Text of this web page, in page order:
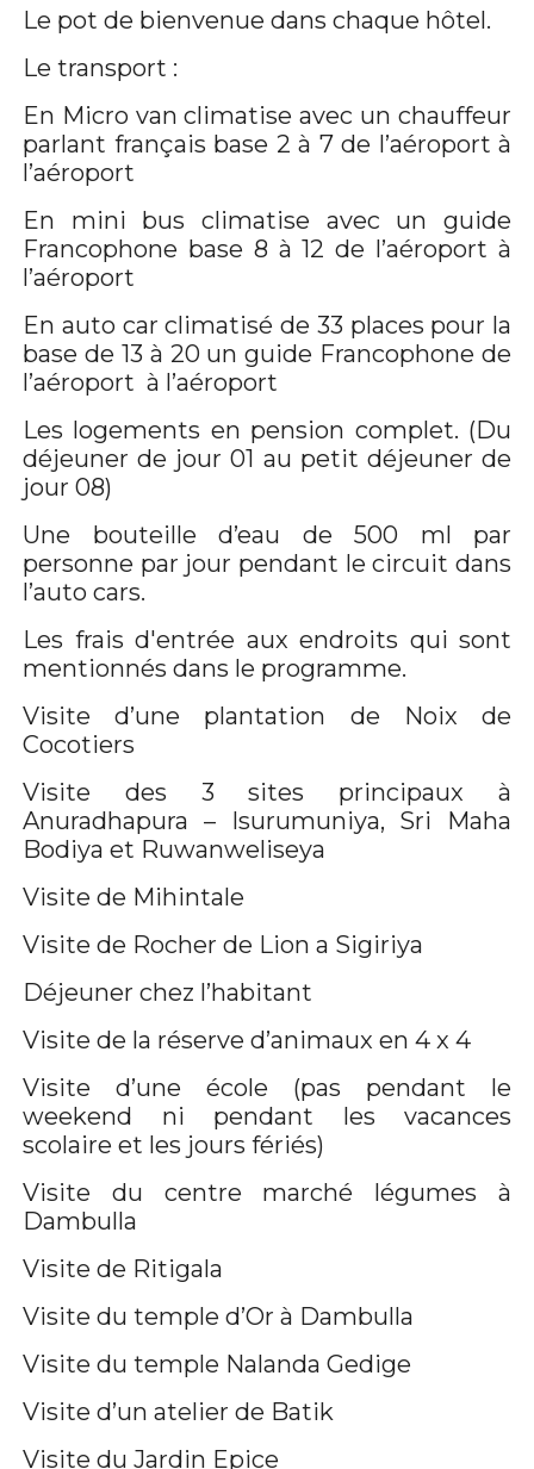
Le pot de bienvenue dans chaque hôtel.
Le transport :
En Micro van climatise avec un chauffeur
parlant français base 2 à 7 de l’aéroport à
l’aéroport
En mini bus climatise avec un guide
Francophone base 8 à 12 de l’aéroport à
l’aéroport
En auto car climatisé de 33 places pour la
base de 13 à 20 un guide Francophone de
l’aéroport à l’aéroport
Les logements en pension complet. (Du
déjeuner de jour 01 au petit déjeuner de
jour 08)
Une bouteille d’eau de 500 ml par
personne par jour pendant le circuit dans
l’auto cars.
Les frais d'entrée aux endroits qui sont
mentionnés dans le programme.
Visite d’une plantation de Noix de
Cocotiers
Visite des 3 sites principaux à
Anuradhapura – Isurumuniya, Sri Maha
Bodiya et Ruwanweliseya
Visite de Mihintale
Visite de Rocher de Lion a Sigiriya
Déjeuner chez l’habitant
Visite de la réserve d’animaux en 4 x 4
Visite d’une école (pas pendant le
weekend ni pendant les vacances
scolaire et les jours fériés)
Visite du centre marché légumes à
Dambulla
Visite de Ritigala
Visite du temple d’Or à Dambulla
Visite du temple Nalanda Gedige
Visite d’un atelier de Batik
Visite du Jardin Epice